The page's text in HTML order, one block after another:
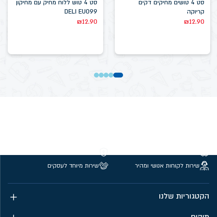
סט 4 טושים מחיקים דקים
קריוקה
₪12.90
סט 4 טוש ללוח מחיק עם מחיקון
DELI EU099
₪12.90
שירות לקוחות אנושי ומהיר
שירות מיוחד לעסקים
הקטגוריות שלנו